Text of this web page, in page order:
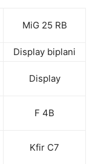
MiG 25 RB
Display biplani
Display
F 4B
Kfir C7